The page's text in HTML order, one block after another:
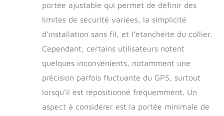
portée ajustable qui permet de définir des
limites de sécurité variées, la simplicité
d’installation sans fil, et l’étanchéité du collier.
Cependant, certains utilisateurs notent
quelques inconvénients, notamment une
précision parfois fluctuante du GPS, surtout
lorsqu’il est repositionné fréquemment. Un
aspect à considérer est la portée minimale de